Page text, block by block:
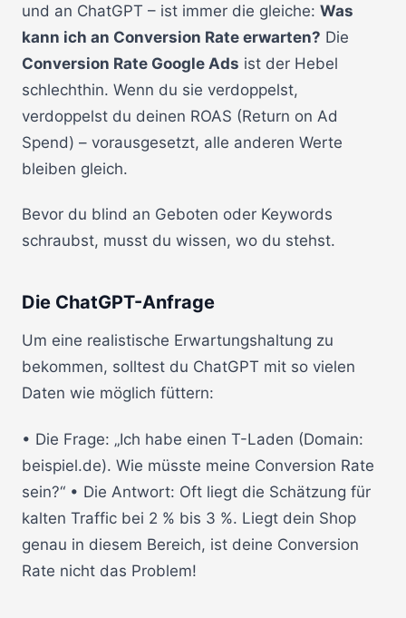
und an ChatGPT – ist immer die gleiche: Was
kann ich an Conversion Rate erwarten? Die
Conversion Rate Google Ads ist der Hebel
schlechthin. Wenn du sie verdoppelst,
verdoppelst du deinen ROAS (Return on Ad
Spend) – vorausgesetzt, alle anderen Werte
bleiben gleich.
Bevor du blind an Geboten oder Keywords
schraubst, musst du wissen, wo du stehst.
Die ChatGPT-Anfrage
Um eine realistische Erwartungshaltung zu
bekommen, solltest du ChatGPT mit so vielen
Daten wie möglich füttern:
• Die Frage: „Ich habe einen T-Laden (Domain:
beispiel.de). Wie müsste meine Conversion Rate
sein?“ • Die Antwort: Oft liegt die Schätzung für
kalten Traffic bei 2 % bis 3 %. Liegt dein Shop
genau in diesem Bereich, ist deine Conversion
Rate nicht das Problem!